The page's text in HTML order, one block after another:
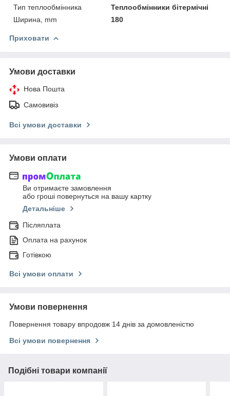
Тип теплообмінника
Теплообмінники бітермічні
Ширина, mm
180
Приховати
Умови доставки
Нова Пошта
Самовивіз
Всі умови доставки
Умови оплати
Ви отримаєте замовлення
або гроші повернуться на вашу картку
Детальніше
Післяплата
Оплата на рахунок
Готівкою
Всі умови оплати
Умови повернення
Повернення товару впродовж 14 днів за домовленістю
Всі умови повернення
Подібні товари компанії